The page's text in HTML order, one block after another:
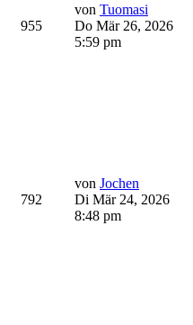
955
von Tuomasi
Do Mär 26, 2026
5:59 pm
792
von Jochen
Di Mär 24, 2026
8:48 pm